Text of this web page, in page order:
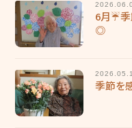
輝き★職員インタビュー
輝き★職員インタビュー【
輝き★職員インタビュー【
輝き★職員インタビュー【
6月☔
◎
季節を